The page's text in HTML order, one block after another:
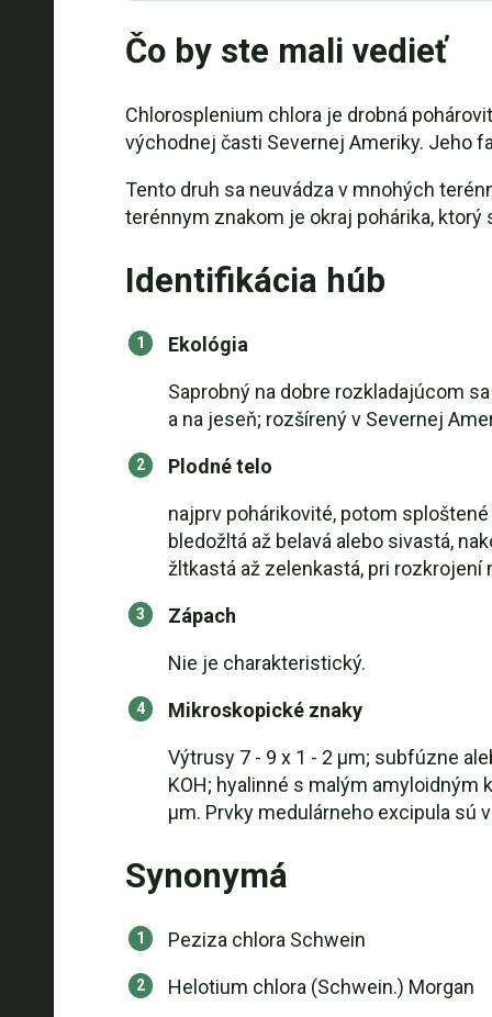
Čo by ste mali vedieť
Chlorosplenium chlora je drobná
východnej časti Severnej Ameriky. Jeho
Tento druh sa neuvádza v mnohých
terénnym znakom je okraj pohárika,
Identifikácia húb
Ekológia
Saprobný na dobre rozkladajúcom
a na jeseň; rozšírený v Severnej
Plodné telo
najprv pohárikovité, potom
bledožltá až belavá alebo sivastá,
žltkastá až zelenkastá, pri rozkrojení
Zápach
Nie je charakteristický.
Mikroskopické znaky
Výtrusy 7 - 9 x 1 - 2 µm; subfúzne
KOH; hyalinné s malým
µm. Prvky medulárneho excipula sú
Synonymá
Peziza chlora Schwein
Helotium chlora (Schwein.) Morgan